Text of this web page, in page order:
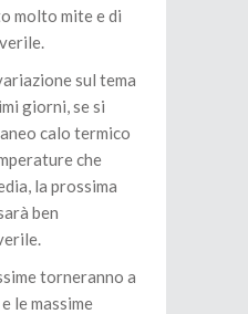
molto mite e di
sul tema
giorni, se si
calo termico
che
la prossima
ben
torneranno a
le massime